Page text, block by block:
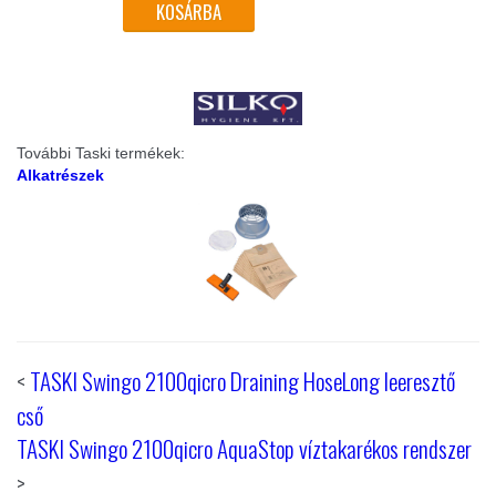
További Taski termékek:
Alkatrészek
<TASKI Swingo 2100qicro Draining HoseLong leeresztő
cső
TASKI Swingo 2100qicro AquaStop víztakarékos rendszer
>